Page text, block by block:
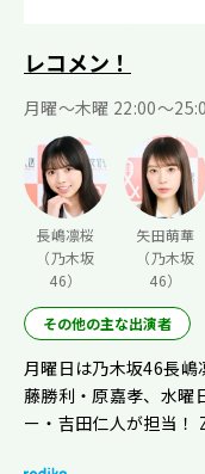
レコメン！
月曜〜木曜 22:00〜
長嶋凛桜
（乃木坂
46）
矢田萌華
（乃木坂
46）
その他の主な出演者
月曜日は乃木坂46長
藤勝利・原嘉孝、水曜
ー・吉田仁人が担当